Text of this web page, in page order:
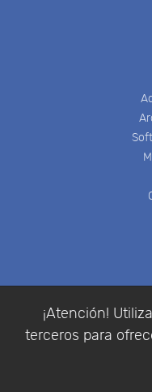
¡Atención!
terceros para